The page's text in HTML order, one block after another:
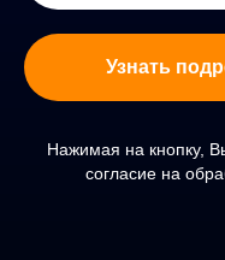
Узнать
Нажимая на кнопку,
согласие на